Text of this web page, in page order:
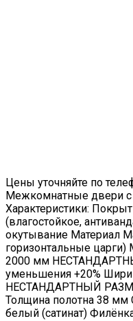
Цены уточняйте по
Межкомнатные двери с
Характеристики:
(влагостойкое,
окутывание Материал
горизонтальные
2000 мм
уменьшения +20%
НЕСТАНДАРТНЫЙ
Толщина полотна 38
белый (сатинат)